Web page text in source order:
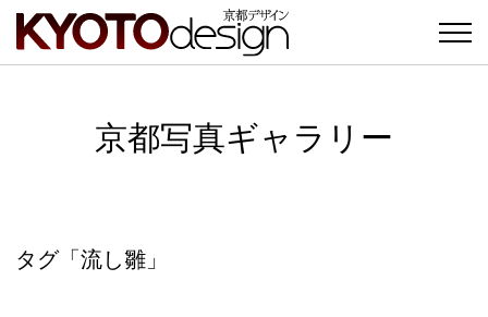
京都写真ギャラリー
タグ「流し雛」